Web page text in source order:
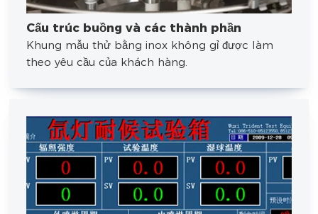
Cấu trúc buồng và các thành phần
Khung mẫu thử bằng inox không gỉ được làm
theo yêu cầu của khách hàng.